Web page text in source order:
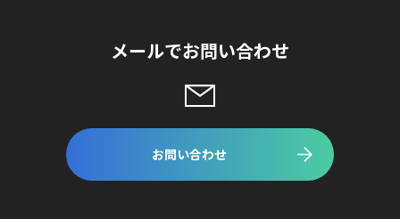
メールでお問い合わせ
お問い合わせ